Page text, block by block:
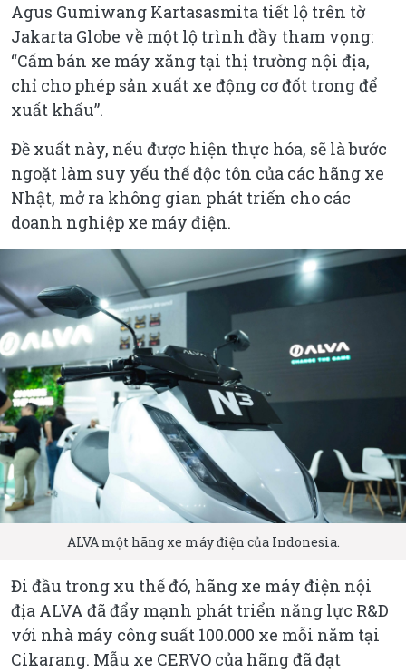
Agus Gumiwang Kartasasmita tiết lộ trên tờ
Jakarta Globe về một lộ trình đầy tham vọng:
“Cấm bán xe máy xăng tại thị trường nội địa,
chỉ cho phép sản xuất xe động cơ đốt trong để
xuất khẩu”.
Đề xuất này, nếu được hiện thực hóa, sẽ là bước
ngoặt làm suy yếu thế độc tôn của các hãng xe
Nhật, mở ra không gian phát triển cho các
doanh nghiệp xe máy điện.
ALVA một hãng xe máy điện của Indonesia.
Đi đầu trong xu thế đó, hãng xe máy điện nội
địa ALVA đã đẩy mạnh phát triển năng lực R&D
với nhà máy công suất 100.000 xe mỗi năm tại
Cikarang. Mẫu xe CERVO của hãng đã đạt